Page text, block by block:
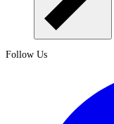
Follow Us